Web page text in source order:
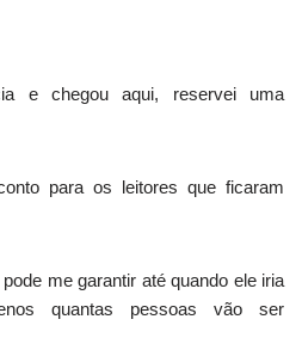
e chegou aqui, reservei uma
para os leitores que ficaram
me garantir até quando ele iria
quantas pessoas vão ser